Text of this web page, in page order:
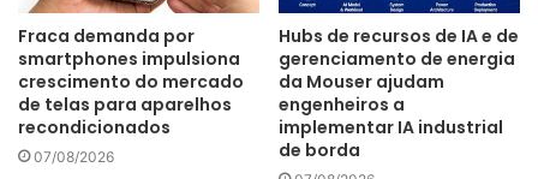
Whatsapp: +55 67 99963 4831
AjudeRS inteligência artificial
localização resgate
Fraca demanda por
smartphones impulsiona
crescimento do mercado
de telas para aparelhos
recondicionados
07/08/2026
Hubs de recursos de IA e de
gerenciamento de energia
da Mouser ajudam
engenheiros a
implementar IA industrial
de borda